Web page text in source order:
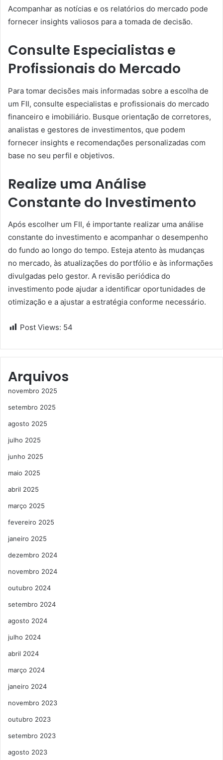
Acompanhar as notícias e os relatórios do mercado pode
fornecer insights valiosos para a tomada de decisão.
Consulte Especialistas e
Profissionais do Mercado
Para tomar decisões mais informadas sobre a escolha de
um FII, consulte especialistas e profissionais do mercado
financeiro e imobiliário. Busque orientação de corretores,
analistas e gestores de investimentos, que podem
fornecer insights e recomendações personalizadas com
base no seu perfil e objetivos.
Realize uma Análise
Constante do Investimento
Após escolher um FII, é importante realizar uma análise
constante do investimento e acompanhar o desempenho
do fundo ao longo do tempo. Esteja atento às mudanças
no mercado, às atualizações do portfólio e às informações
divulgadas pelo gestor. A revisão periódica do
investimento pode ajudar a identificar oportunidades de
otimização e a ajustar a estratégia conforme necessário.
Post Views: 54
Arquivos
novembro 2025
setembro 2025
agosto 2025
julho 2025
junho 2025
maio 2025
abril 2025
março 2025
fevereiro 2025
janeiro 2025
dezembro 2024
novembro 2024
outubro 2024
setembro 2024
agosto 2024
julho 2024
abril 2024
março 2024
janeiro 2024
novembro 2023
outubro 2023
setembro 2023
agosto 2023